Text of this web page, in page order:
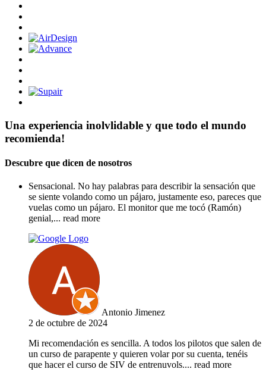
Una experiencia inolvlidable y que todo el mundo
recomienda!
Descubre que dicen de nosotros
Sensacional. No hay palabras para describir la sensación que
se siente volando como un pájaro, justamente eso, pareces que
vuelas como un pájaro. El monitor que me tocó (Ramón)
genial,... read more
Antonio Jimenez
2 de octubre de 2024
Mi recomendación es sencilla. A todos los pilotos que salen de
un curso de parapente y quieren volar por su cuenta, tenéis
que hacer el curso de SIV de entrenuvols.... read more